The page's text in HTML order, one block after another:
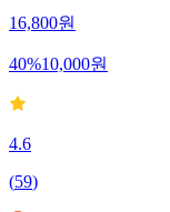
16,800원
40%10,000원
4.6
(59)